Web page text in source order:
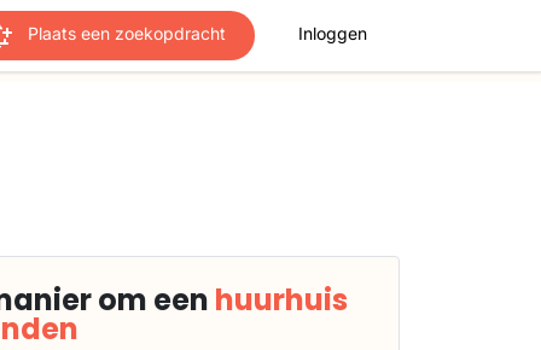
Plaats een zoekopdracht Inloggen
om een huurhuis